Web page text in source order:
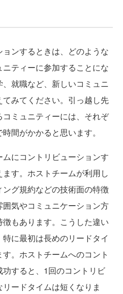
ンするときは、どのような
ティーに参加することにな
就職など、新しいコミュニ
みてください。引っ越し先
ミュニティーには、それぞ
間がかかると思います。
にコントリビューションす
す。ホストチームが利用し
グ規約などの技術面の特徴
気やコミュニケーション方
もあります。こうした違い
に最初は長めのリードタイ
。ホストチームへのコント
すると、1回のコントリビ
ードタイムは短くなりま